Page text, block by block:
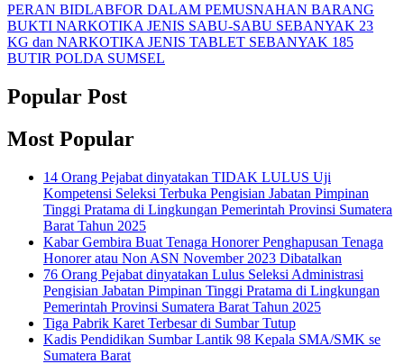
PERAN BIDLABFOR DALAM PEMUSNAHAN BARANG
BUKTI NARKOTIKA JENIS SABU-SABU SEBANYAK 23
KG dan NARKOTIKA JENIS TABLET SEBANYAK 185
BUTIR POLDA SUMSEL
Popular Post
Most Popular
14 Orang Pejabat dinyatakan TIDAK LULUS Uji
Kompetensi Seleksi Terbuka Pengisian Jabatan Pimpinan
Tinggi Pratama di Lingkungan Pemerintah Provinsi Sumatera
Barat Tahun 2025
Kabar Gembira Buat Tenaga Honorer Penghapusan Tenaga
Honorer atau Non ASN November 2023 Dibatalkan
76 Orang Pejabat dinyatakan Lulus Seleksi Administrasi
Pengisian Jabatan Pimpinan Tinggi Pratama di Lingkungan
Pemerintah Provinsi Sumatera Barat Tahun 2025
Tiga Pabrik Karet Terbesar di Sumbar Tutup
Kadis Pendidikan Sumbar Lantik 98 Kepala SMA/SMK se
Sumatera Barat